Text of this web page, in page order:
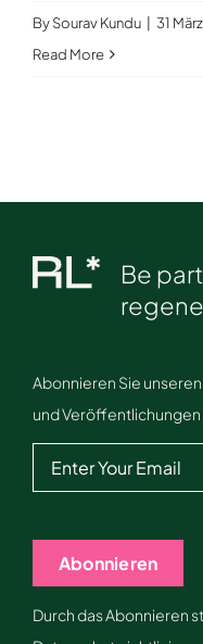
BySourav Kundu 31
Read More
Be
Abonnieren Sie
und
Abonnieren
Durch das Abonnieren